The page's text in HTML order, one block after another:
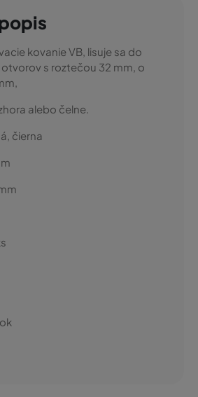
kovanie VB, lisuje sa do
s roztečou 32 mm, o
alebo čelne.
čierna